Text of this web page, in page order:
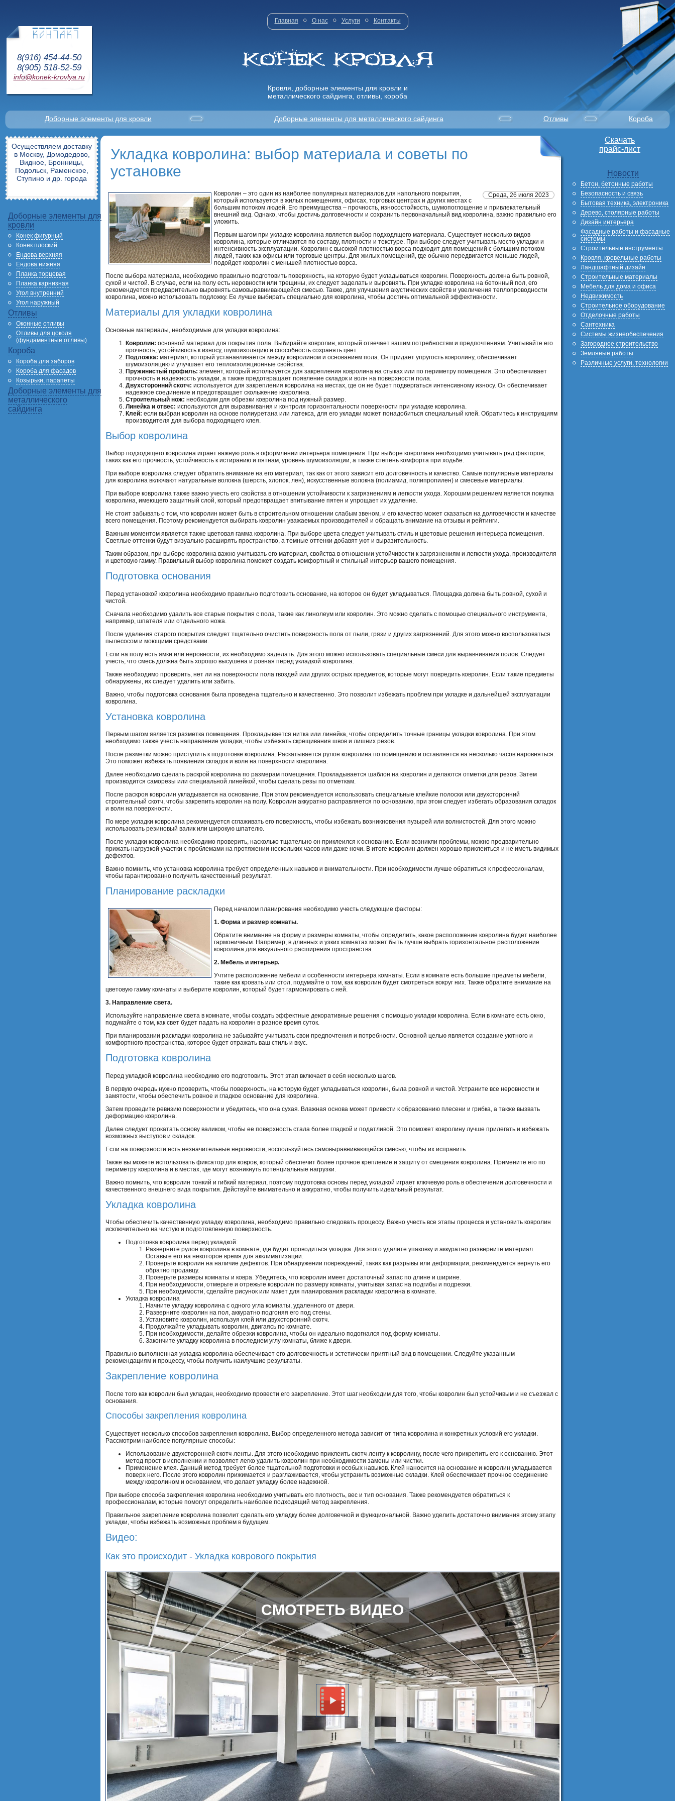
8(916) 454-44-50
8(905) 518-52-59
info@konek-krovlya.ru
Главная О нас Услуги Контакты
Кровля, доборные элементы для кровли и
металлического сайдинга, отливы, короба
Доборные элементы для кровли Доборные элементы для металлического сайдинга Отливы Короба
Осуществляем доставку
в Москву, Домодедово,
Видное, Бронницы,
Подольск, Раменское,
Ступино и др. города
Доборные элементы для
кровли
Конек фигурный
Конек плоский
Ендова верхняя
Ендова нижняя
Планка торцевая
Планка карнизная
Угол внутренний
Угол наружный
Отливы
Оконные отливы
Отливы для цоколя
(фундаментные отливы)
Короба
Короба для заборов
Короба для фасадов
Козырьки, парапеты
Доборные элементы для
металлического
сайдинга
Укладка ковролина: выбор материала и советы по
установке
Среда, 26 июля 2023
Ковролин – это один из наиболее популярных материалов для напольного покрытия,
который используется в жилых помещениях, офисах, торговых центрах и других местах с
большим потоком людей. Его преимущества – прочность, износостойкость, шумопоглощение и привлекательный
внешний вид. Однако, чтобы достичь долговечности и сохранить первоначальный вид ковролина, важно правильно его
уложить.
Первым шагом при укладке ковролина является выбор подходящего материала. Существует несколько видов
ковролина, которые отличаются по составу, плотности и текстуре. При выборе следует учитывать место укладки и
интенсивность эксплуатации. Ковролин с высокой плотностью ворса подходит для помещений с большим потоком
людей, таких как офисы или торговые центры. Для жилых помещений, где обычно передвигается меньше людей,
подойдет ковролин с меньшей плотностью ворса.
После выбора материала, необходимо правильно подготовить поверхность, на которую будет укладываться ковролин. Поверхность должна быть ровной,
сухой и чистой. В случае, если на полу есть неровности или трещины, их следует заделать и выровнять. При укладке ковролина на бетонный пол, его
рекомендуется предварительно выровнять самовыравнивающейся смесью. Также, для улучшения акустических свойств и увеличения теплопроводности
ковролина, можно использовать подложку. Ее лучше выбирать специально для ковролина, чтобы достичь оптимальной эффективности.
Материалы для укладки ковролина
Основные материалы, необходимые для укладки ковролина:
Ковролин: основной материал для покрытия пола. Выбирайте ковролин, который отвечает вашим потребностям и предпочтениям. Учитывайте его
прочность, устойчивость к износу, шумоизоляцию и способность сохранять цвет.
Подложка: материал, который устанавливается между ковролином и основанием пола. Он придает упругость ковролину, обеспечивает
шумоизоляцию и улучшает его теплоизоляционные свойства.
Пружинистый профиль: элемент, который используется для закрепления ковролина на стыках или по периметру помещения. Это обеспечивает
прочность и надежность укладки, а также предотвращает появление складок и волн на поверхности пола.
Двухсторонний скотч: используется для закрепления ковролина на местах, где он не будет подвергаться интенсивному износу. Он обеспечивает
надежное соединение и предотвращает скольжение ковролина.
Строительный нож: необходим для обрезки ковролина под нужный размер.
Линейка и отвес: используются для выравнивания и контроля горизонтальности поверхности при укладке ковролина.
Клей: если выбран ковролин на основе полиуретана или латекса, для его укладки может понадобиться специальный клей. Обратитесь к инструкциям
производителя для выбора подходящего клея.
Выбор ковролина
Выбор подходящего ковролина играет важную роль в оформлении интерьера помещения. При выборе ковролина необходимо учитывать ряд факторов,
таких как его прочность, устойчивость к истиранию и пятнам, уровень шумоизоляции, а также степень комфорта при ходьбе.
При выборе ковролина следует обратить внимание на его материал, так как от этого зависит его долговечность и качество. Самые популярные материалы
для ковролина включают натуральные волокна (шерсть, хлопок, лен), искусственные волокна (полиамид, полипропилен) и смесевые материалы.
При выборе ковролина также важно учесть его свойства в отношении устойчивости к загрязнениям и легкости ухода. Хорошим решением является покупка
ковролина, имеющего защитный слой, который предотвращает впитывание пятен и упрощает их удаление.
Не стоит забывать о том, что ковролин может быть в строительном отношении слабым звеном, и его качество может сказаться на долговечности и качестве
всего помещения. Поэтому рекомендуется выбирать ковролин уважаемых производителей и обращать внимание на отзывы и рейтинги.
Важным моментом является также цветовая гамма ковролина. При выборе цвета следует учитывать стиль и цветовые решения интерьера помещения.
Светлые оттенки будут визуально расширять пространство, а темные оттенки добавят уют и выразительность.
Таким образом, при выборе ковролина важно учитывать его материал, свойства в отношении устойчивости к загрязнениям и легкости ухода, производителя
и цветовую гамму. Правильный выбор ковролина поможет создать комфортный и стильный интерьер вашего помещения.
Подготовка основания
Перед установкой ковролина необходимо правильно подготовить основание, на которое он будет укладываться. Площадка должна быть ровной, сухой и
чистой.
Сначала необходимо удалить все старые покрытия с пола, такие как линолеум или ковролин. Это можно сделать с помощью специального инструмента,
например, шпателя или отдельного ножа.
После удаления старого покрытия следует тщательно очистить поверхность пола от пыли, грязи и других загрязнений. Для этого можно воспользоваться
пылесосом и моющими средствами.
Если на полу есть ямки или неровности, их необходимо заделать. Для этого можно использовать специальные смеси для выравнивания полов. Следует
учесть, что смесь должна быть хорошо высушена и ровная перед укладкой ковролина.
Также необходимо проверить, нет ли на поверхности пола гвоздей или других острых предметов, которые могут повредить ковролин. Если такие предметы
обнаружены, их следует удалить или забить.
Важно, чтобы подготовка основания была проведена тщательно и качественно. Это позволит избежать проблем при укладке и дальнейшей эксплуатации
ковролина.
Установка ковролина
Первым шагом является разметка помещения. Прокладывается нитка или линейка, чтобы определить точные границы укладки ковролина. При этом
необходимо также учесть направление укладки, чтобы избежать скрещивания швов и лишних резов.
После разметки можно приступить к подготовке ковролина. Раскатывается рулон ковролина по помещению и оставляется на несколько часов наровняться.
Это поможет избежать появления складок и волн на поверхности ковролина.
Далее необходимо сделать раскрой ковролина по размерам помещения. Прокладывается шаблон на ковролин и делаются отметки для резов. Затем
производится саморезы или специальной линейкой, чтобы сделать резы по отметкам.
После раскроя ковролин укладывается на основание. При этом рекомендуется использовать специальные клейкие полоски или двухсторонний
строительный скотч, чтобы закрепить ковролин на полу. Ковролин аккуратно расправляется по основанию, при этом следует избегать образования складок
и волн на поверхности.
По мере укладки ковролина рекомендуется сглаживать его поверхность, чтобы избежать возникновения пузырей или волнистостей. Для этого можно
использовать резиновый валик или широкую шпателю.
После укладки ковролина необходимо проверить, насколько тщательно он приклеился к основанию. Если возникли проблемы, можно предварительно
прижать нагрузкой участки с проблемами на протяжении нескольких часов или даже ночи. В итоге ковролин должен хорошо приклеиться и не иметь видимых
дефектов.
Важно помнить, что установка ковролина требует определенных навыков и внимательности. При необходимости лучше обратиться к профессионалам,
чтобы гарантированно получить качественный результат.
Планирование раскладки
Перед началом планирования необходимо учесть следующие факторы:
1. Форма и размер комнаты.
Обратите внимание на форму и размеры комнаты, чтобы определить, какое расположение ковролина будет наиболее
гармоничным. Например, в длинных и узких комнатах может быть лучше выбрать горизонтальное расположение
ковролина для визуального расширения пространства.
2. Мебель и интерьер.
Учтите расположение мебели и особенности интерьера комнаты. Если в комнате есть большие предметы мебели,
такие как кровать или стол, подумайте о том, как ковролин будет смотреться вокруг них. Также обратите внимание на
цветовую гамму комнаты и выберите ковролин, который будет гармонировать с ней.
3. Направление света.
Используйте направление света в комнате, чтобы создать эффектные декоративные решения с помощью укладки ковролина. Если в комнате есть окно,
подумайте о том, как свет будет падать на ковролин в разное время суток.
При планировании раскладки ковролина не забывайте учитывать свои предпочтения и потребности. Основной целью является создание уютного и
комфортного пространства, которое будет отражать ваш стиль и вкус.
Подготовка ковролина
Перед укладкой ковролина необходимо его подготовить. Этот этап включает в себя несколько шагов.
В первую очередь нужно проверить, чтобы поверхность, на которую будет укладываться ковролин, была ровной и чистой. Устраните все неровности и
замятости, чтобы обеспечить ровное и гладкое основание для ковролина.
Затем проведите ревизию поверхности и убедитесь, что она сухая. Влажная основа может привести к образованию плесени и грибка, а также вызвать
деформацию ковролина.
Далее следует прокатать основу валиком, чтобы ее поверхность стала более гладкой и податливой. Это поможет ковролину лучше прилегать и избежать
возможных выступов и складок.
Если на поверхности есть незначительные неровности, воспользуйтесь самовыравнивающейся смесью, чтобы их исправить.
Также вы можете использовать фиксатор для ковров, который обеспечит более прочное крепление и защиту от смещения ковролина. Примените его по
периметру ковролина и в местах, где могут возникнуть потенциальные нагрузки.
Важно помнить, что ковролин тонкий и гибкий материал, поэтому подготовка основы перед укладкой играет ключевую роль в обеспечении долговечности и
качественного внешнего вида покрытия. Действуйте внимательно и аккуратно, чтобы получить идеальный результат.
Укладка ковролина
Чтобы обеспечить качественную укладку ковролина, необходимо правильно следовать процессу. Важно учесть все этапы процесса и установить ковролин
исключительно на чистую и подготовленную поверхность.
Подготовка ковролина перед укладкой:
Разверните рулон ковролина в комнате, где будет проводиться укладка. Для этого удалите упаковку и аккуратно разверните материал.
Оставьте его на некоторое время для акклиматизации.
Проверьте ковролин на наличие дефектов. При обнаружении повреждений, таких как разрывы или деформации, рекомендуется вернуть его
обратно продавцу.
Проверьте размеры комнаты и ковра. Убедитесь, что ковролин имеет достаточный запас по длине и ширине.
При необходимости, отмерьте и отрежьте ковролин по размеру комнаты, учитывая запас на подгибы и подрезки.
При необходимости, сделайте рисунок или макет для планирования раскладки ковролина в комнате.
Укладка ковролина
Начните укладку ковролина с одного угла комнаты, удаленного от двери.
Разверните ковролин на пол, аккуратно подгоняя его под стены.
Установите ковролин, используя клей или двухсторонний скотч.
Продолжайте укладывать ковролин, двигаясь по комнате.
При необходимости, делайте обрезки ковролина, чтобы он идеально подогнался под форму комнаты.
Закончите укладку ковролина в последнем углу комнаты, ближе к двери.
Правильно выполненная укладка ковролина обеспечивает его долговечность и эстетически приятный вид в помещении. Следуйте указанным
рекомендациям и процессу, чтобы получить наилучшие результаты.
Закрепление ковролина
После того как ковролин был укладан, необходимо провести его закрепление. Этот шаг необходим для того, чтобы ковролин был устойчивым и не съезжал с
основания.
Способы закрепления ковролина
Существует несколько способов закрепления ковролина. Выбор определенного метода зависит от типа ковролина и конкретных условий его укладки.
Рассмотрим наиболее популярные способы:
Использование двухсторонней скотч-ленты. Для этого необходимо приклеить скотч-ленту к ковролину, после чего прикрепить его к основанию. Этот
метод прост в исполнении и позволяет легко удалить ковролин при необходимости замены или чистки.
Применение клея. Данный метод требует более тщательной подготовки и особых навыков. Клей наносится на основание и ковролин укладывается
поверх него. После этого ковролин прижимается и разглаживается, чтобы устранить возможные складки. Клей обеспечивает прочное соединение
между ковролином и основанием, что делает укладку более надежной.
При выборе способа закрепления ковролина необходимо учитывать его плотность, вес и тип основания. Также рекомендуется обратиться к
профессионалам, которые помогут определить наиболее подходящий метод закрепления.
Правильное закрепление ковролина позволит сделать его укладку более долговечной и функциональной. Важно уделить достаточно внимания этому этапу
укладки, чтобы избежать возможных проблем в будущем.
Видео:
Как это происходит - Укладка коврового покрытия
СМОТРЕТЬ ВИДЕО
Скачать
прайс-лист
Новости
Бетон, бетонные работы
Безопасность и связь
Бытовая техника, электроника
Дерево, столярные работы
Дизайн интерьера
Фасадные работы и фасадные
системы
Строительные инструменты
Кровля, кровельные работы
Ландшафтный дизайн
Строительные материалы
Мебель для дома и офиса
Недвижимость
Строительное оборудование
Отделочные работы
Сантехника
Системы жизнеобеспечения
Загородное строительство
Земляные работы
Различные услуги, технологии